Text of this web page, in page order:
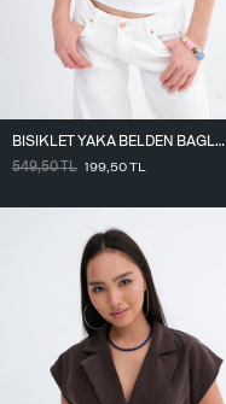
BISIKLET YAKA BELDEN BAĞLAMALI T-SHIRT P261071
549,50TL 199,50TL